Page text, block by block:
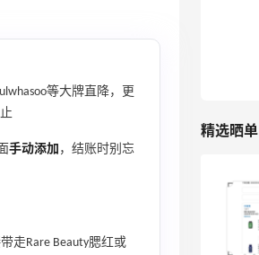
等大牌直降，更
止
手动添加 ，结账时别忘
走Rare Beauty腮红或
精选晒单